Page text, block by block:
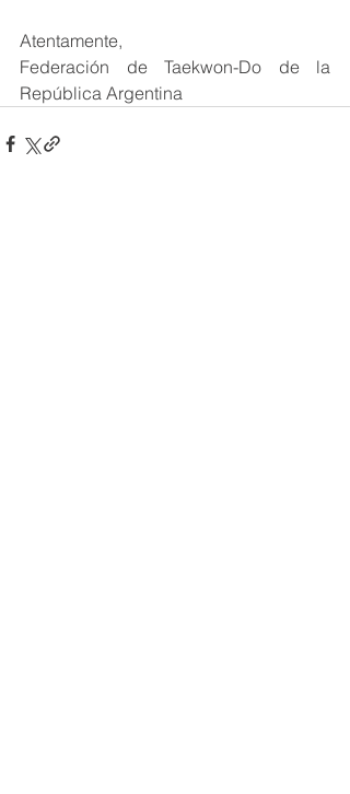
Atentamente,
Federación de Taekwon-Do de la
República Argentina